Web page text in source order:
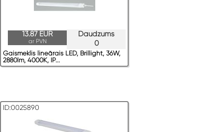
Daudzums
0
13.87 EUR
ar PVN
Gaismeklis lineārais LED, Brillight, 36W,
2880lm, 4000K, IP...
ID:0025890